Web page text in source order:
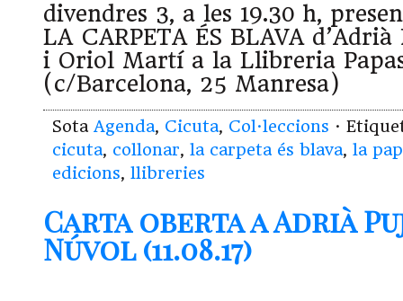
divendres 3, a les 19.30 h,
LA CARPETA ÉS BLAVA
i Oriol Martí a la Llibreria
(c/Barcelona, 25 Manresa)
Sota Agenda, Cicuta, Col·leccions ·
cicuta, collonar, la carpeta és blava, la
edicions, llibreries
Carta oberta a Adrià
Núvol (11.08.17)